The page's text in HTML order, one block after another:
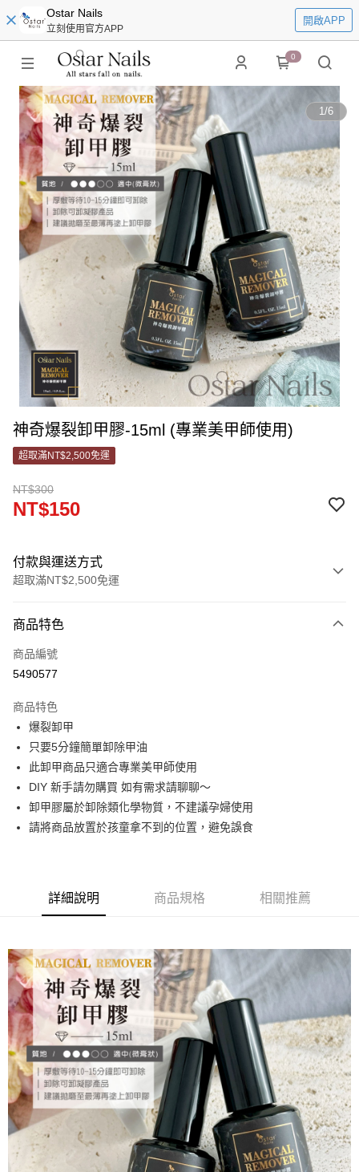
Ostar Nails
立刻使用官方APP
開啟APP
0
1/6
神奇爆裂卸甲膠-15ml (專業美甲師使用)
超取滿NT$2,500免運
NT$300
NT$150
付款與運送方式
超取滿NT$2,500免運
信用卡一次付款
信用卡分期付款
合作金庫商業銀行
華南商業銀行
上海商業儲蓄銀行
國泰世華商業銀行
兆豐國際商業銀行
臺灣中小企業銀行
台中商業銀行
匯豐（台灣）商業銀行
華泰商業銀行
聯邦商業銀行
遠東國際商業銀行
元大商業銀行
永豐商業銀行
超商取貨付款
LINE Pay
Apple Pay
街口支付
【關於「AFTEE先享後付」】
１．簡單：不需註冊會員、不需綁卡、不需儲值。
２．便利：只要手機號碼，簡訊認證，即可結帳。
３．安心：先確認商品／服務後，再付款。
【「AFTEE先享後付」結帳流程】
１．於結帳方式選擇「AFTEE先享後付」後，將跳轉至「AFTEE先享後付」
結帳頁面，進行簡訊認證並確認金額後，即可完成結帳。
２．訂單成立數日內，您將收到繳費通知簡訊。
３．收到繳費通知簡訊後14天內，點擊此簡訊中的連結，可透過四大超商／
ATM／網路銀行／等多元方式進行付款，方視為交易完成。
※ 請注意：結帳手續完成當下不需立刻繳費，但若您需要取消訂單，請聯絡
購買商品的店家。未經商家同意取消之訂單仍視為有效，需透過AFTEE先享
後付繳納相關費用。
※ 交易是否成功請以「AFTEE先享後付 」之結帳頁面顯示為準，若有關於
是否繳費成功／繳費後需取消欲退款等相關疑問，請聯繫「AFTEE先享後付
客戶支援中心」
https://netprotections.freshdesk.com/support/home
ATM付款
運送方式
全家取貨付款
每筆NT$70，滿NT$2,500(含以上)免運費
付款後全家取貨
每筆NT$70，滿NT$2,500(含以上)免運費
7-11取貨付款
每筆NT$70，滿NT$2,500(含以上)免運費
付款後7-11取貨
每筆NT$70，滿NT$2,500(含以上)免運費
商品特色
商品編號
5490577
商品特色
爆裂卸甲
只要5分鐘簡單卸除甲油
此卸甲商品只適合專業美甲師使用
DIY 新手請勿購買 如有需求請聊聊～
卸甲膠屬於卸除類化學物質，不建議孕婦使用
請將商品放置於孩童拿不到的位置，避免誤食
詳細說明 商品規格 相關推薦